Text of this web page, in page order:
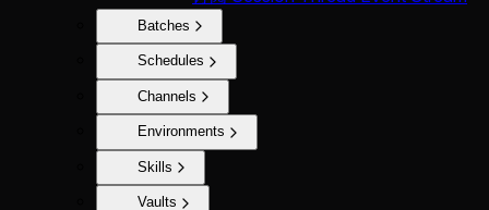
Batches
Schedules
Channels
Environments
Skills
Vaults